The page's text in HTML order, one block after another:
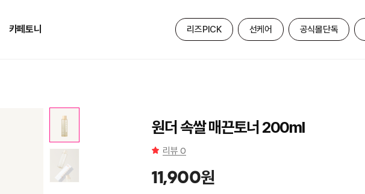
카페토니 리즈PICK 선케어 공식몰단독
원더 속쌀 매끈토너 200ml
리뷰 0
11,900원